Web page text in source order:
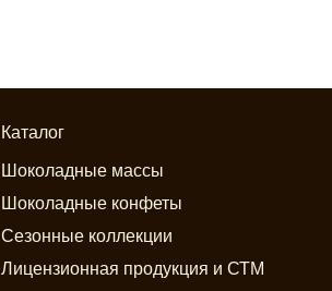
Шоколадные массы
Шоколадные конфеты
Сезонные коллекции
Лицензионная продукция и СТМ
Каталог